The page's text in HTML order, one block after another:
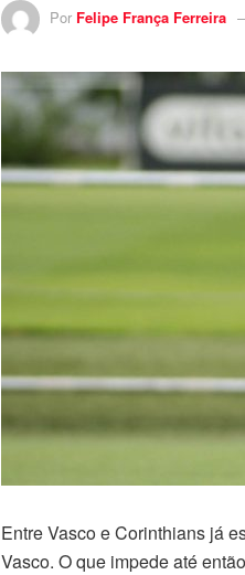
Por Felipe França Ferreira
Entre Vasco e Corinthians já
Vasco. O que impede até